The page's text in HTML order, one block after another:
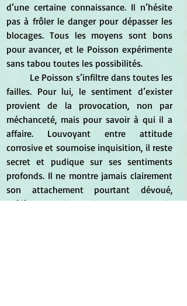
d’une certaine connaissance. Il n’hésite
pas à frôler le danger pour dépasser les
blocages. Tous les moyens sont bons
pour avancer, et le Poisson expérimente
sans tabou toutes les possibilités.
failles. Pour lui, le sentiment d’exister
provient de la provocation, non par
méchanceté, mais pour savoir à qui il a
affaire. Louvoyant entre attitude
corrosive et sournoise inquisition, il reste
secret et pudique sur ses sentiments
profonds. Il ne montre jamais clairement
son attachement pourtant dévoué,
préférant garder toujours une part de